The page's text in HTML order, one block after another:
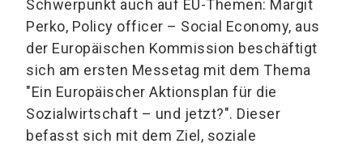
Schwerpunkt auch auf EU-Themen: Margit
Perko, Policy officer – Social Economy, aus
der Europäischen Kommission beschäftigt
sich am ersten Messetag mit dem Thema
"Ein Europäischer Aktionsplan für die
Sozialwirtschaft – und jetzt?". Dieser
befasst sich mit dem Ziel, soziale